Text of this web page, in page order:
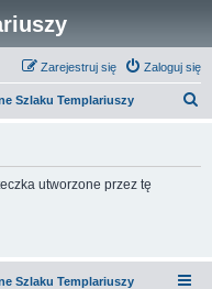
Zaloguj się
Zarejestruj się
Szlaku Templariuszy
utworzone przez tę
Szlaku Templariuszy